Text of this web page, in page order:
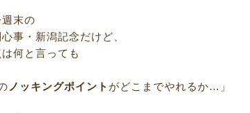
末の
事・新潟記念だけど、
何と言っても
ノッキングポイント がどこまでやれるか…」